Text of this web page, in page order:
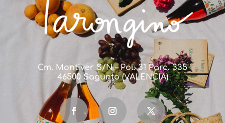
Cm. Montiver S/N – Pol. 31 Parc. 335
46500 Sagunto (VALENCIA)